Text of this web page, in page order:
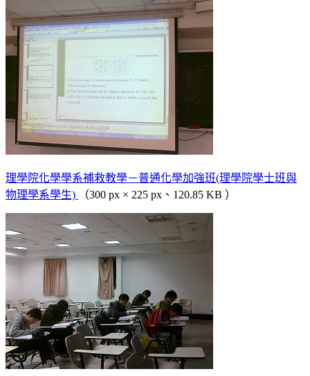
理學院化學學系補救教學－普通化學加強班(理學院學士班與
物理學系學生)
（300 px × 225 px、120.85 KB ）